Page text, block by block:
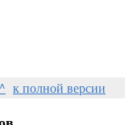
к полной версии